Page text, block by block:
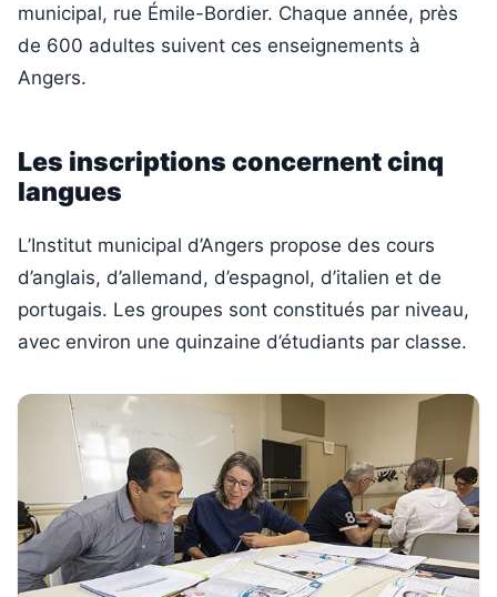
municipal, rue Émile-Bordier. Chaque année, près
de 600 adultes suivent ces enseignements à
Angers.
Les inscriptions concernent cinq
langues
L’Institut municipal d’Angers propose des cours
d’anglais, d’allemand, d’espagnol, d’italien et de
portugais. Les groupes sont constitués par niveau,
avec environ une quinzaine d’étudiants par classe.